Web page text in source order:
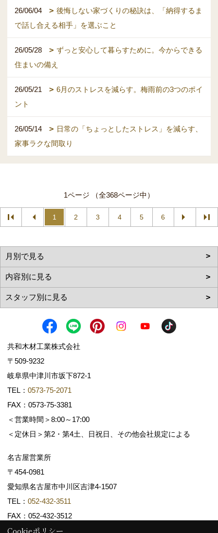
26/06/04
後悔しない家づくりの秘訣は、「納得するま
で話し合える相手」を選ぶこと
26/05/28
ずっと安心して暮らすために。今からできる
住まいの備え
26/05/21
6月のストレスを減らす。梅雨前の3つのポイ
ント
26/05/14
日常の「ちょっとしたストレス」を減らす、
家事ラクな間取り
1ページ （全368ページ中）
1 2 3 4 5 6
共和木材工業株式会社
〒509-9232
岐阜県中津川市坂下872‐1
TEL： 0573-75-2071
FAX：0573-75-3381
＜営業時間＞8:00～17:00
＜定休日＞第2・第4土、日祝日、その他会社規定による
名古屋営業所
〒454-0981
愛知県名古屋市中川区吉津4-1507
TEL： 052-432-3511
FAX：052-432-3512
Cookieポリシー